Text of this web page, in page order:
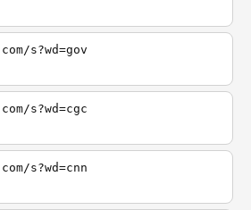
s?wd=gov
s?wd=cgc
s?wd=cnn